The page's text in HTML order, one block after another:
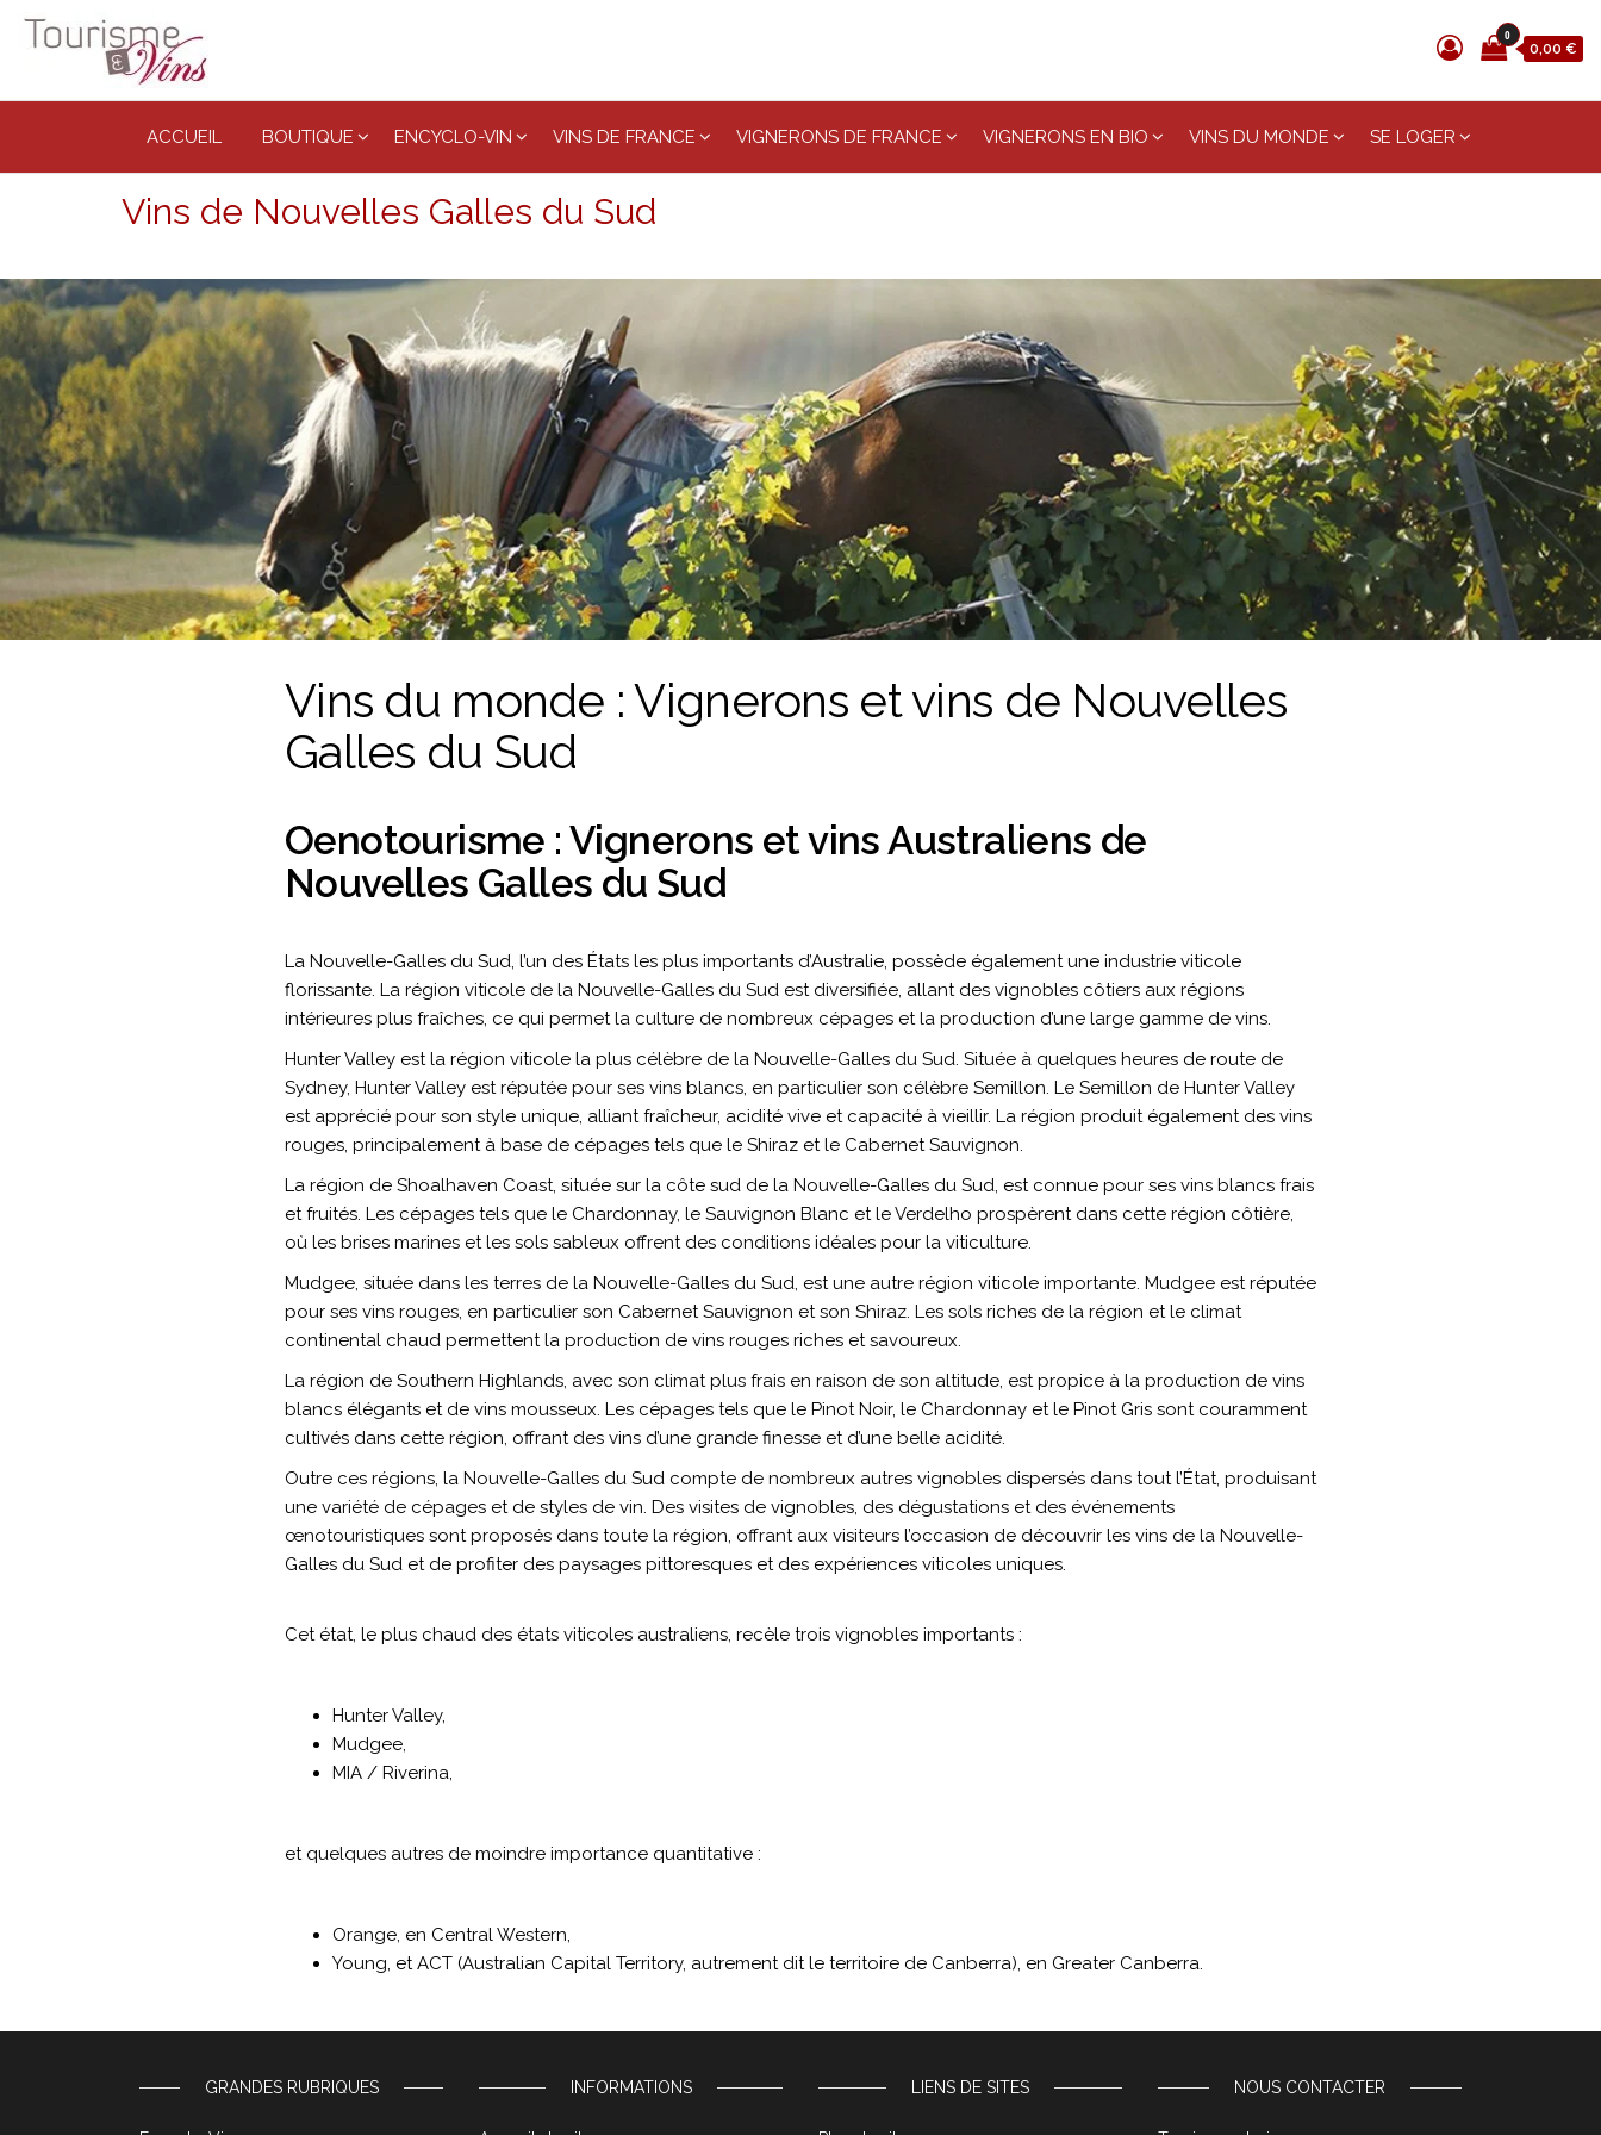
0
0,00 €
ACCUEIL BOUTIQUE ENCYCLO-VIN VINS DE FRANCE VIGNERONS DE FRANCE VIGNERONS EN BIO VINS DU MONDE SE LOGER
Vins de Nouvelles Galles du Sud
Vins du monde : Vignerons et vins de Nouvelles
Galles du Sud
Oenotourisme : Vignerons et vins Australiens de
Nouvelles Galles du Sud
La Nouvelle-Galles du Sud, l’un des États les plus importants d’Australie, possède également une industrie viticole
florissante. La région viticole de la Nouvelle-Galles du Sud est diversifiée, allant des vignobles côtiers aux régions
intérieures plus fraîches, ce qui permet la culture de nombreux cépages et la production d’une large gamme de vins.
Hunter Valley est la région viticole la plus célèbre de la Nouvelle-Galles du Sud. Située à quelques heures de route de
Sydney, Hunter Valley est réputée pour ses vins blancs, en particulier son célèbre Semillon. Le Semillon de Hunter Valley
est apprécié pour son style unique, alliant fraîcheur, acidité vive et capacité à vieillir. La région produit également des vins
rouges, principalement à base de cépages tels que le Shiraz et le Cabernet Sauvignon.
La région de Shoalhaven Coast, située sur la côte sud de la Nouvelle-Galles du Sud, est connue pour ses vins blancs frais
et fruités. Les cépages tels que le Chardonnay, le Sauvignon Blanc et le Verdelho prospèrent dans cette région côtière,
où les brises marines et les sols sableux offrent des conditions idéales pour la viticulture.
Mudgee, située dans les terres de la Nouvelle-Galles du Sud, est une autre région viticole importante. Mudgee est réputée
pour ses vins rouges, en particulier son Cabernet Sauvignon et son Shiraz. Les sols riches de la région et le climat
continental chaud permettent la production de vins rouges riches et savoureux.
La région de Southern Highlands, avec son climat plus frais en raison de son altitude, est propice à la production de vins
blancs élégants et de vins mousseux. Les cépages tels que le Pinot Noir, le Chardonnay et le Pinot Gris sont couramment
cultivés dans cette région, offrant des vins d’une grande finesse et d’une belle acidité.
Outre ces régions, la Nouvelle-Galles du Sud compte de nombreux autres vignobles dispersés dans tout l’État, produisant
une variété de cépages et de styles de vin. Des visites de vignobles, des dégustations et des événements
œnotouristiques sont proposés dans toute la région, offrant aux visiteurs l’occasion de découvrir les vins de la Nouvelle-
Galles du Sud et de profiter des paysages pittoresques et des expériences viticoles uniques.
Cet état, le plus chaud des états viticoles australiens, recèle trois vignobles importants :
Hunter Valley,
Mudgee,
MIA / Riverina,
et quelques autres de moindre importance quantitative :
Orange, en Central Western,
Young, et ACT (Australian Capital Territory, autrement dit le territoire de Canberra), en Greater Canberra.
GRANDES RUBRIQUES INFORMATIONS LIENS DE SITES NOUS CONTACTER